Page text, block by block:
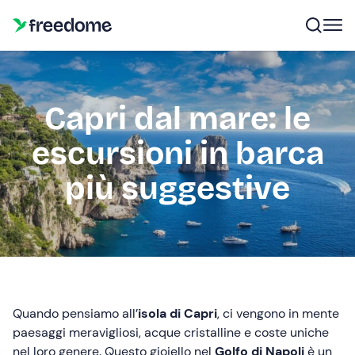
Capri dal mare: le
escursioni in barca
più suggestive
Quando pensiamo all’isola di Capri, ci vengono in mente
paesaggi meravigliosi, acque cristalline e coste uniche
nel loro genere. Questo gioiello nel Golfo di Napoliè un